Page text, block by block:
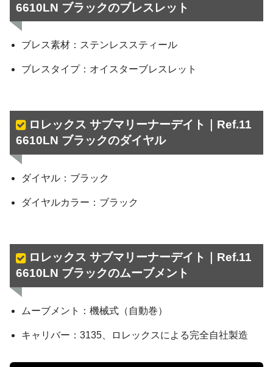
6610LN ブラックのブレスレット
ブレス素材：ステンレススティール
ブレスタイプ：オイスターブレスレット
ロレックス サブマリーナーデイト｜Ref.11
6610LN ブラックのダイヤル
ダイヤル：ブラック
ダイヤルカラー：ブラック
ロレックス サブマリーナーデイト｜Ref.11
6610LN ブラックのムーブメント
ムーブメント：機械式（自動巻）
キャリバー：3135、ロレックスによる完全自社製造